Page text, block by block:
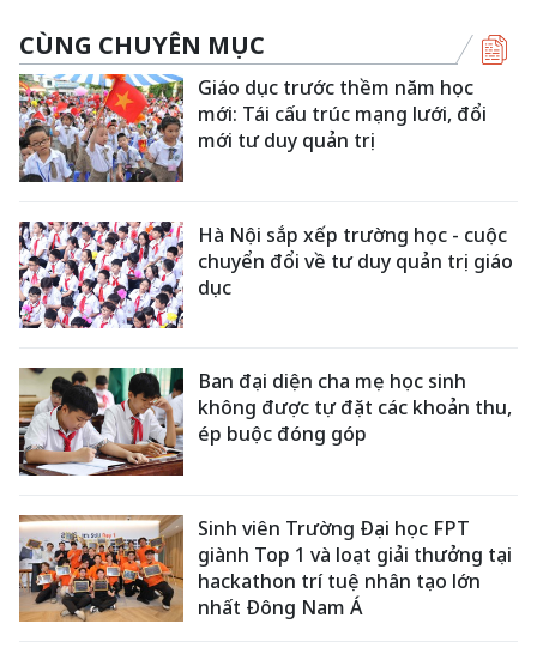
CÙNG CHUYÊN MỤC
Giáo dục trước thềm năm học
mới: Tái cấu trúc mạng lưới, đổi
mới tư duy quản trị
Hà Nội sắp xếp trường học - cuộc
chuyển đổi về tư duy quản trị giáo
dục
Ban đại diện cha mẹ học sinh
không được tự đặt các khoản thu,
ép buộc đóng góp
Sinh viên Trường Đại học FPT
giành Top 1 và loạt giải thưởng tại
hackathon trí tuệ nhân tạo lớn
nhất Đông Nam Á